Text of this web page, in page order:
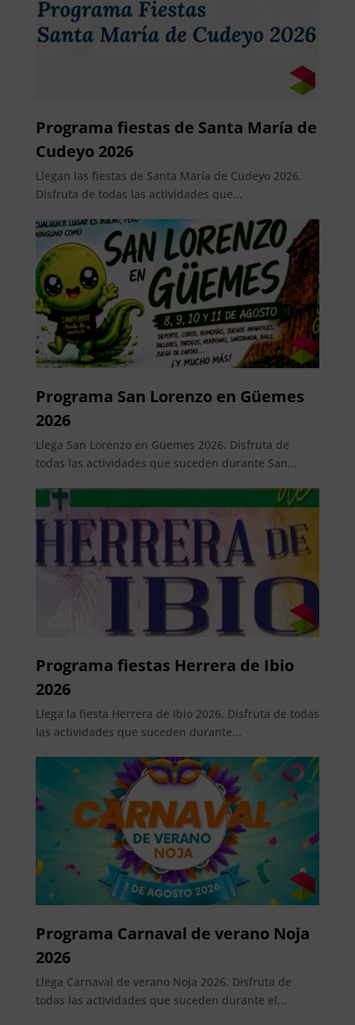
Programa fiestas de Santa María de
Cudeyo 2026
Llegan las fiestas de Santa María de Cudeyo 2026.
Disfruta de todas las actividades que...
Programa San Lorenzo en Güemes
2026
Llega San Lorenzo en Güemes 2026. Disfruta de
todas las actividades que suceden durante San...
Programa fiestas Herrera de Ibio
2026
Llega la fiesta Herrera de Ibio 2026. Disfruta de todas
las actividades que suceden durante...
Programa Carnaval de verano Noja
2026
Llega Carnaval de verano Noja 2026. Disfruta de
todas las actividades que suceden durante el...